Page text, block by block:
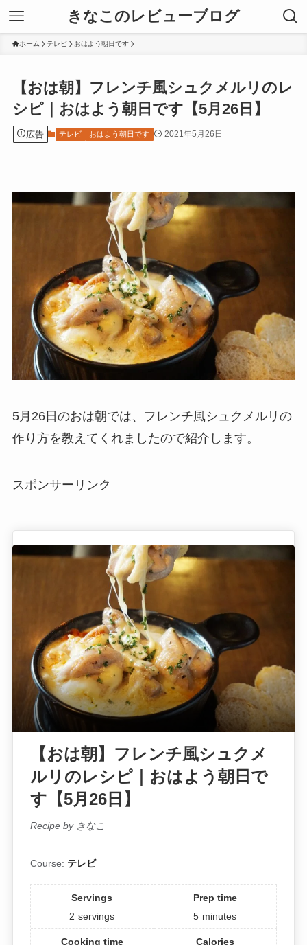
きなこのレビューブログ
ホーム テレビ おはよう朝日です
【おは朝】フレンチ風シュクメルリのレ
シピ｜おはよう朝日です【5月26日】
広告 テレビ おはよう朝日です 2021年5月26日
5月26日のおは朝では、フレンチ風シュクメルリの
作り方を教えてくれましたので紹介します。
スポンサーリンク
【おは朝】フレンチ風シュクメ
ルリのレシピ｜おはよう朝日で
す【5月26日】
Recipe by きなこ
Course: テレビ
Servings
2 servings
Prep time
5 minutes
Cooking time
Calories